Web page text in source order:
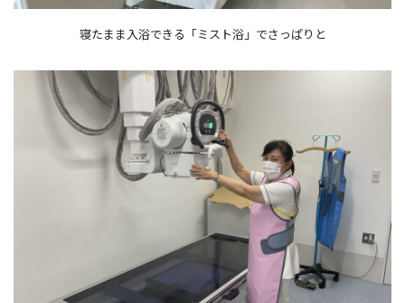
寝たまま入浴できる「ミスト浴」でさっぱりと